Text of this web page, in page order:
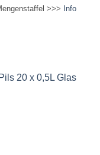
>>> Info
20 x 0,5L Glas